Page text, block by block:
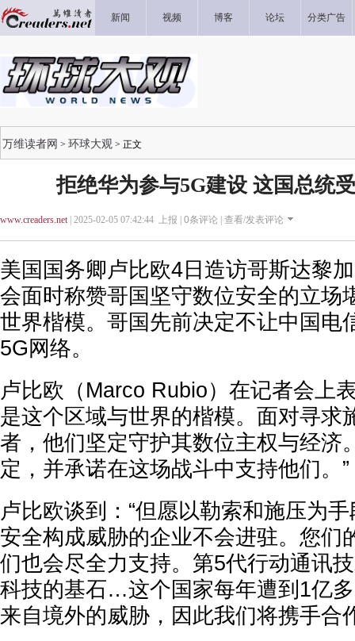
新闻 视频 博客 论坛 分类广告
万维读者网 > 环球大观 > 正文
拒绝华为参与5G建设 这国总统
www.creaders.net| 2025-02-05 07:42:44 上报 | 0条评论 | 查看/发表评论
美国国务卿卢比欧4日造访哥斯达黎
会面时称赞哥国坚守数位安全的立场
世界楷模。哥国先前决定不让中国电
5G网络。
卢比欧（Marco Rubio）在记者会上
是这个区域与世界的楷模。面对寻求
者，他们坚定守护其数位主权与经济
定，并承诺在这场战斗中支持他们。”
卢比欧谈到：“但愿以勒索和施压为
安全构成威胁的企业不会进驻。您们
们也会尽全力支持。第5代行动通讯
科技的基石…这个国家每年遭到1亿
来自境外的威胁，因此我们将携手合